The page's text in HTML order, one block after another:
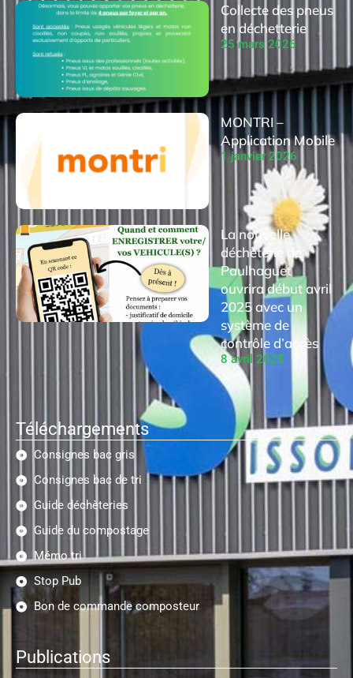
Collecte des pneus
en déchetterie
25 mars 2026
MONTRI –
Application Mobile
1 janvier 2026
La nouvelle
déchèterie de
Paulhaguet
ouvrira début avril
2025 avec un
système de
contrôle d’accès
8 avril 2025
Téléchargements
Consignes bac gris
Consignes bac de tri
Guide déchèteries
Guide du compostage
Mémo tri
Stop Pub
Bon de commande composteur
Publications